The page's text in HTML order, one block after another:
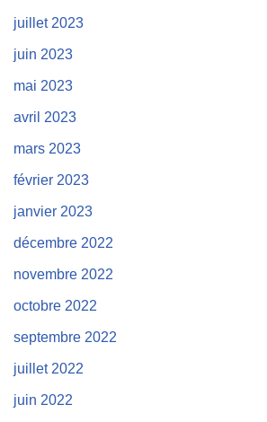
juillet 2023
juin 2023
mai 2023
avril 2023
mars 2023
février 2023
janvier 2023
décembre 2022
novembre 2022
octobre 2022
septembre 2022
juillet 2022
juin 2022